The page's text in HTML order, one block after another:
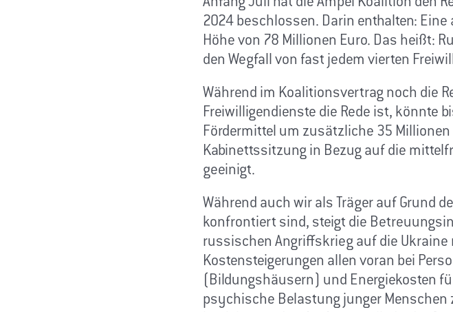
Anfang Juli hat die Ampel Koalition den
2024 beschlossen. Darin enthalten:
Höhe von 78 Millionen Euro. Das heißt:
den Wegfall von fast jedem vierten
Während im Koalitionsvertrag noch die
Freiwilligendienste die Rede ist, könnte
Fördermittel um zusätzliche 35
Kabinettssitzung in Bezug auf die
geeinigt.
Während auch wir als Träger auf Grund
konfrontiert sind, steigt die
russischen Angriffskrieg auf die
Kostensteigerungen allen voran bei
(Bildungshäusern) und Energiekosten
psychische Belastung junger Menschen